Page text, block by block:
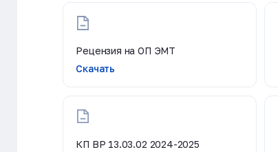
Рецензия на ОП ЭМТ
Скачать
КП ВР 13.03.02 2024-2025